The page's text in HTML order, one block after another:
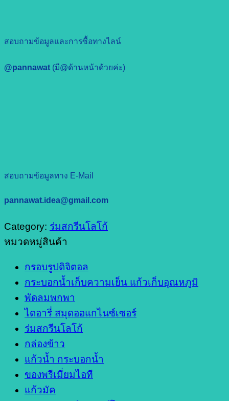
สอบถามข้อมูลและการซื้อทางไลน์
@pannawat (มี@ด้านหน้าด้วยค่ะ)
สอบถามข้อมูลทาง E-Mail
pannawat.idea@gmail.com
Category: ร่มสกรีนโลโก้
หมวดหมู่สินค้า
กรอบรูปดิจิตอล
กระบอกน้ำเก็บความเย็น แก้วเก็บอุณหภูมิ
พัดลมพกพา
ไดอารี่ สมุดออแกไนซ์เซอร์
ร่มสกรีนโลโก้
กล่องข้าว
แก้วน้ำ กระบอกน้ำ
ของพรีเมี่ยมไอที
แก้วมัค